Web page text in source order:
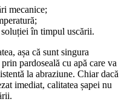
mecanice;
în timpul uscării.
așa că sunt singura
pardoseală cu apă care va
la abraziune. Chiar dacă
imediat, calitatea șapei nu